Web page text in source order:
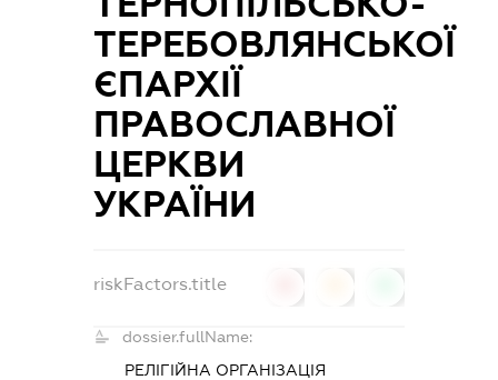
ТЕРЕБОВЛЯНСЬКОЇ
ЄПАРХІЇ
ПРАВОСЛАВНОЇ
ЦЕРКВИ
УКРАЇНИ
riskFactors.title
dossier.fullName:
РЕЛІГІЙНА ОРГАНІЗАЦІЯ